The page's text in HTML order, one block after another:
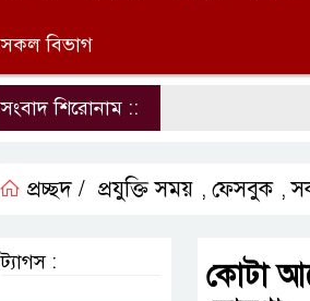
সকল বিভাগ
সংবাদ শিরোনাম ::
প্রচ্ছদ / প্রযুক্তি সময় , ফেসবুক ,
কোটা
ট্যাগস :